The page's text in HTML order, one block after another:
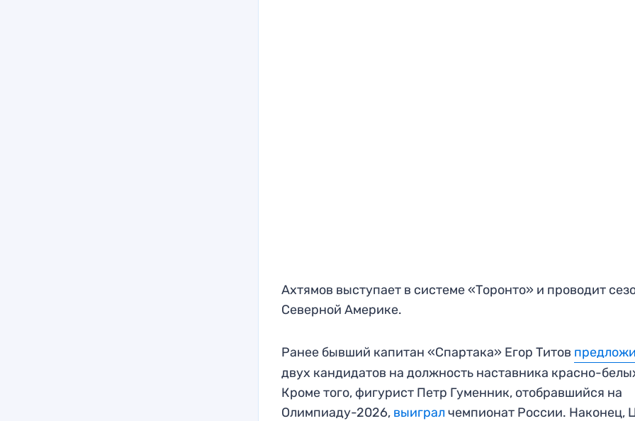
Ахтямов выступает в системе «Торонто» и проводит
Северной Америке.
Ранее бывший капитан «Спартака» Егор Титов
двух кандидатов на должность наставника красно-
Кроме того, фигурист Петр Гуменник, отобравшийся на
Олимпиаду-2026, выигралчемпионат России. Наконец,